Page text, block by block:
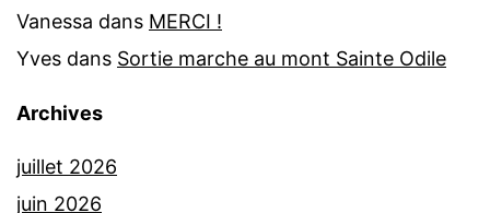
Vanessa dans MERCI !
Yves dans Sortie marche au mont Sainte Odile
Archives
juillet 2026
juin 2026